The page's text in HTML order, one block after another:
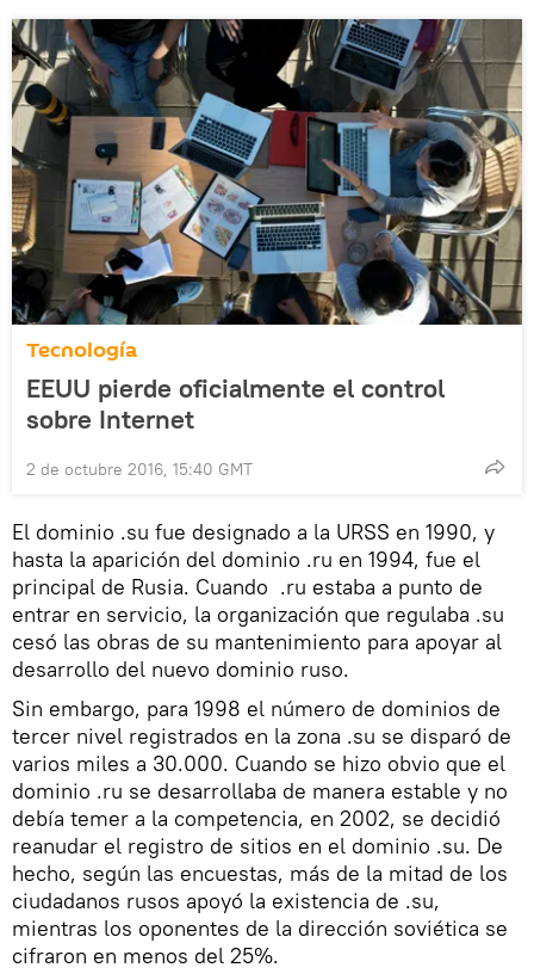
Tecnología
EEUU pierde oficialmente el control
sobre Internet
2 de octubre 2016, 15:40 GMT
El dominio .su fue designado a la URSS en 1990, y
hasta la aparición del dominio .ru en 1994, fue el
principal de Rusia. Cuando .ru estaba a punto de
entrar en servicio, la organización que regulaba .su
cesó las obras de su mantenimiento para apoyar al
desarrollo del nuevo dominio ruso.
Sin embargo, para 1998 el número de dominios de
tercer nivel registrados en la zona .su se disparó de
varios miles a 30.000. Cuando se hizo obvio que el
dominio .ru se desarrollaba de manera estable y no
debía temer a la competencia, en 2002, se decidió
reanudar el registro de sitios en el dominio .su. De
hecho, según las encuestas, más de la mitad de los
ciudadanos rusos apoyó la existencia de .su,
mientras los oponentes de la dirección soviética se
cifraron en menos del 25%.